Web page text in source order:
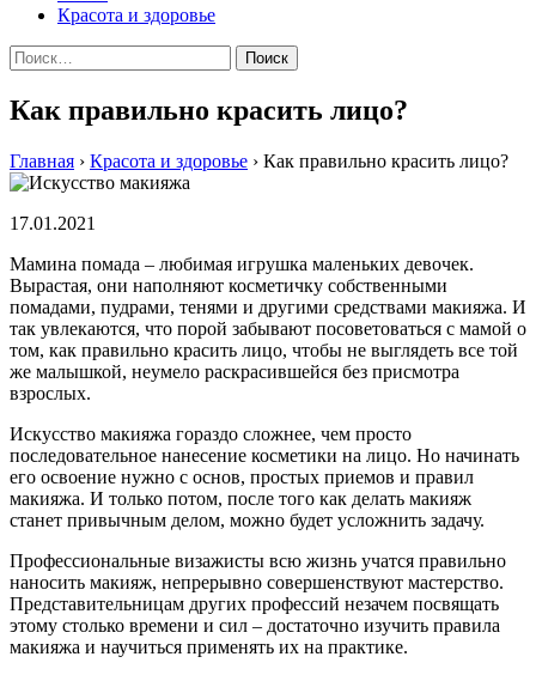
Красота и здоровье
Найти:
Как правильно красить лицо?
Главная › Красота и здоровье › Как правильно красить лицо?
17.01.2021
Мамина помада – любимая игрушка маленьких девочек.
Вырастая, они наполняют косметичку собственными
помадами, пудрами, тенями и другими средствами макияжа. И
так увлекаются, что порой забывают посоветоваться с мамой о
том, как правильно красить лицо, чтобы не выглядеть все той
же малышкой, неумело раскрасившейся без присмотра
взрослых.
Искусство макияжа гораздо сложнее, чем просто
последовательное нанесение косметики на лицо. Но начинать
его освоение нужно с основ, простых приемов и правил
макияжа. И только потом, после того как делать макияж
станет привычным делом, можно будет усложнить задачу.
Профессиональные визажисты всю жизнь учатся правильно
наносить макияж, непрерывно совершенствуют мастерство.
Представительницам других профессий незачем посвящать
этому столько времени и сил – достаточно изучить правила
макияжа и научиться применять их на практике.